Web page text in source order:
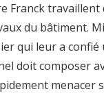
Franck
du bâtiment.
qui leur a
doit composer
menacer